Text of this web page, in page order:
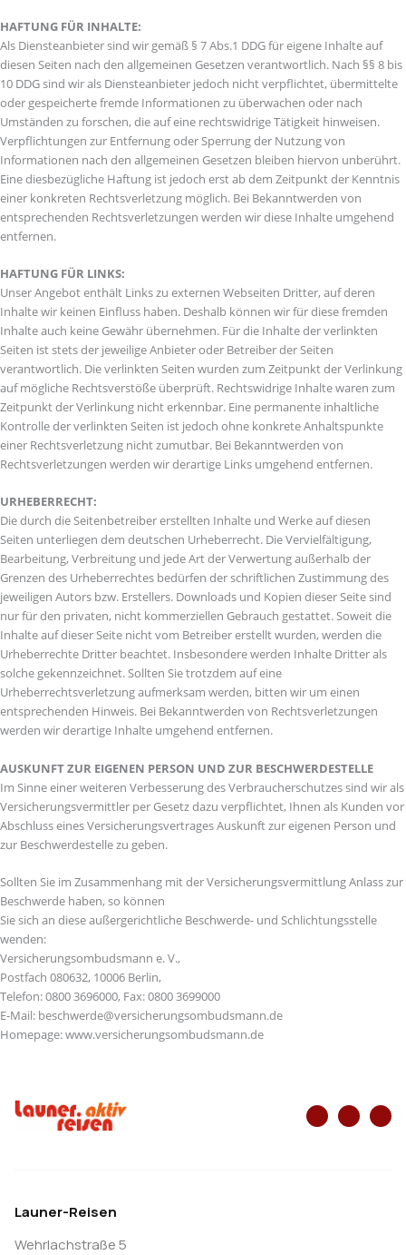
HAFTUNG FÜR INHALTE:
Als Diensteanbieter sind wir gemäß § 7 Abs.1 DDG für eigene Inhalte auf
diesen Seiten nach den allgemeinen Gesetzen verantwortlich. Nach §§ 8 bis
10 DDG sind wir als Diensteanbieter jedoch nicht verpflichtet, übermittelte
oder gespeicherte fremde Informationen zu überwachen oder nach
Umständen zu forschen, die auf eine rechtswidrige Tätigkeit hinweisen.
Verpflichtungen zur Entfernung oder Sperrung der Nutzung von
Informationen nach den allgemeinen Gesetzen bleiben hiervon unberührt.
Eine diesbezügliche Haftung ist jedoch erst ab dem Zeitpunkt der Kenntnis
einer konkreten Rechtsverletzung möglich. Bei Bekanntwerden von
entsprechenden Rechtsverletzungen werden wir diese Inhalte umgehend
entfernen.
HAFTUNG FÜR LINKS:
Unser Angebot enthält Links zu externen Webseiten Dritter, auf deren
Inhalte wir keinen Einfluss haben. Deshalb können wir für diese fremden
Inhalte auch keine Gewähr übernehmen. Für die Inhalte der verlinkten
Seiten ist stets der jeweilige Anbieter oder Betreiber der Seiten
verantwortlich. Die verlinkten Seiten wurden zum Zeitpunkt der Verlinkung
auf mögliche Rechtsverstöße überprüft. Rechtswidrige Inhalte waren zum
Zeitpunkt der Verlinkung nicht erkennbar. Eine permanente inhaltliche
Kontrolle der verlinkten Seiten ist jedoch ohne konkrete Anhaltspunkte
einer Rechtsverletzung nicht zumutbar. Bei Bekanntwerden von
Rechtsverletzungen werden wir derartige Links umgehend entfernen.
URHEBERRECHT:
Die durch die Seitenbetreiber erstellten Inhalte und Werke auf diesen
Seiten unterliegen dem deutschen Urheberrecht. Die Vervielfältigung,
Bearbeitung, Verbreitung und jede Art der Verwertung außerhalb der
Grenzen des Urheberrechtes bedürfen der schriftlichen Zustimmung des
jeweiligen Autors bzw. Erstellers. Downloads und Kopien dieser Seite sind
nur für den privaten, nicht kommerziellen Gebrauch gestattet. Soweit die
Inhalte auf dieser Seite nicht vom Betreiber erstellt wurden, werden die
Urheberrechte Dritter beachtet. Insbesondere werden Inhalte Dritter als
solche gekennzeichnet. Sollten Sie trotzdem auf eine
Urheberrechtsverletzung aufmerksam werden, bitten wir um einen
entsprechenden Hinweis. Bei Bekanntwerden von Rechtsverletzungen
werden wir derartige Inhalte umgehend entfernen.
AUSKUNFT ZUR EIGENEN PERSON UND ZUR BESCHWERDESTELLE
Im Sinne einer weiteren Verbesserung des Verbraucherschutzes sind wir als
Versicherungsvermittler per Gesetz dazu verpﬂichtet, Ihnen als Kunden vor
Abschluss eines Versicherungsvertrages Auskunft zur eigenen Person und
zur Beschwerdestelle zu geben.
Sollten Sie im Zusammenhang mit der Versicherungsvermittlung Anlass zur
Beschwerde haben, so können
Sie sich an diese außergerichtliche Beschwerde- und Schlichtungsstelle
wenden:
Versicherungsombudsmann e. V.,
Postfach 080632, 10006 Berlin,
Telefon: 0800 3696000, Fax: 0800 3699000
E-Mail: beschwerde@versicherungsombudsmann.de
Homepage: www.versicherungsombudsmann.de
Launer-Reisen
Wehrlachstraße 5